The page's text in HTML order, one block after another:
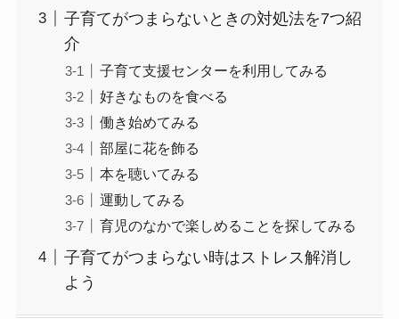
子育てがつまらないときの対処法を7つ紹
介
子育て支援センターを利用してみる
好きなものを食べる
働き始めてみる
部屋に花を飾る
本を聴いてみる
運動してみる
育児のなかで楽しめることを探してみる
子育てがつまらない時はストレス解消し
よう